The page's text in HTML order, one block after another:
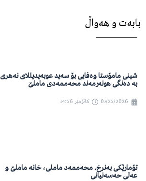
بابەت و هەواڵ
شینی مامۆستا وەفایی بۆ سەید عوبەیدیللای نەهری
بە دەنگی هونەرمەند محەممەدی ماملێ
07/25/2026 کاتژمێر 14:56
تۆمارێکی بەنرخ. محەممەد ماملی، خانە ماملێ و
عەلی حەسەنیانی